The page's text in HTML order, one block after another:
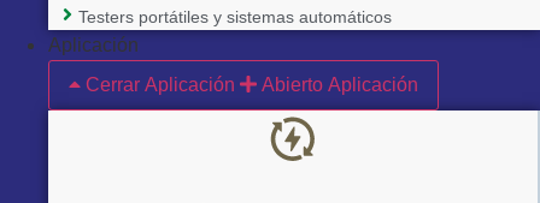
Testers portátiles y sistemas automáticos
Aplicación
Cerrar Aplicación
Abierto Aplicación